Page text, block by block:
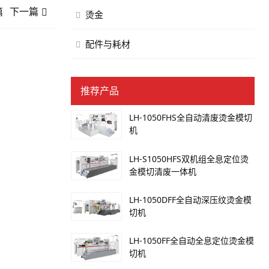
下一篇 烫金
配件与耗材
推荐产品
LH-1050FHS全自动清废烫金模切
机
LH-S1050HFS双机组全息定位烫
金模切清废一体机
LH-1050DFF全自动深压纹烫金模
切机
LH-1050FF全自动全息定位烫金模
切机